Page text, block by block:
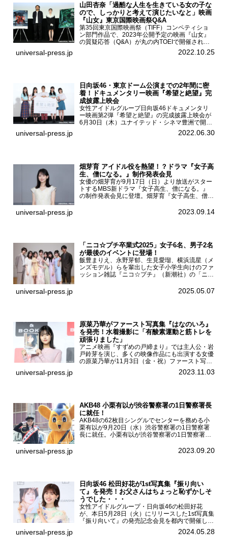
山田杏奈「過酷な人生を生きている女の子な
ので、しっかりと考えて演じたいなと」映画
『山女』東京国際映画祭Q&A
第35回東京国際映画祭（TIFF）コンペティショ
ン部門作品で、2023年公開予定の映画『山女』
の質疑応答（Q&A）が丸の内TOEIで開催され、
主演を務めた女優の山田杏奈、監督の福永壮志が
登壇。本作について語った。映画『山女』第35
universal-press.jp 2022.10.25
日向坂46・東京ドーム公演までの2年間に密
着！ドキュメンタリー映画『希望と絶望』完
成披露上映会
女性アイドルグループ日向坂46ドキュメンタリ
ー映画第2弾『希望と絶望』の完成披露上映会が
6月30日（木）ユナイテッド・シネマ豊洲で開催
され、日向坂46メンバーの加藤史帆、齊藤京
子、佐々木久美、富田鈴花、松田好花の5人が登
universal-press.jp 2022.06.30
畑芽育 アイドル役を熱望！？ドラマ『女子高
生、僧になる。』制作発表会見
女優の畑芽育が9月17日（日）より放送がスター
トするMBS新ドラマ『女子高生、僧になる。』
の制作発表会見に登壇。畑芽育『女子高生、僧に
ーについて「下白石麦は頭にビックリマークと、
universal-press.jp 2023.09.14
「ニコ☆プチ卒業式2025」女子6名、男子2名
が最後のイベントに登場！
飯豊まりえ、永野芽郁、生見愛瑠、横浜流星（メ
ンズモデル）らを輩出した女子小学生向けのファ
ッション雑誌『ニコ☆プチ』（新潮社）の「ニコ
モード学園コクーンタワーで開催され、卒業モデ
universal-press.jp 2025.05.07
原菜乃華がファースト写真集『はなのいろ』
を発売！水着撮影に「有酸素運動と筋トレを
頑張りました」
アニメ映画『すずめの戸締まり』では主人公・岩
戸鈴芽を演じ、多くの映像作品にも出演する女優
の原菜乃華が11月3日（金・祝）ファースト写真
集『はなのいろ』発売記念イベントを
HMV&BOOKS SHIBUYAで開催した。原菜乃華フ
universal-press.jp 2023.11.03
AKB48 小栗有以が渋谷警察署の1日警察署長
に就任！
AKB48の62枚目シングルでセンターを務める小
栗有以が9月20日（水）渋谷警察署の1日警察署
長に就任。小栗有以が渋谷警察署の1日警察署長
での10日間実施される令和5年 秋の全国交通安全
universal-press.jp 2023.09.20
日向坂46 松田好花が1st写真集『振り向い
て』を発売！お父さんはちょっと恥ずかしそ
うでした・・・
女性アイドルグループ・日向坂46の松田好花
が、本日5月28日（火）にリリースした1st写真集
『振り向いて』の発売記念会見を都内で開催し
た。日向坂46 松田好花1st写真集『振り向いて』
発売記念会見写真集では日向坂46の松田好花を
universal-press.jp 2024.05.28